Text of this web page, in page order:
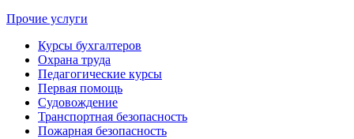
Прочие услуги
Курсы бухгалтеров
Охрана труда
Педагогические курсы
Первая помощь
Судовождение
Транспортная безопасность
Пожарная безопасность